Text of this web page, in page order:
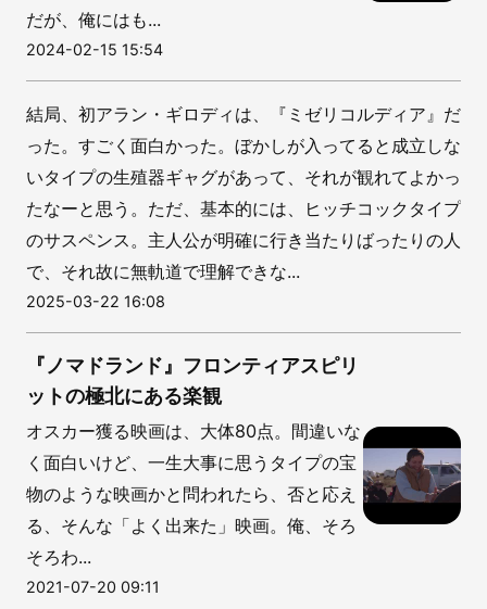
だが、俺にはも...
2024-02-15 15:54
結局、初アラン・ギロディは、『ミゼリコルディア』だ
った。すごく面白かった。ぼかしが入ってると成立しな
いタイプの生殖器ギャグがあって、それが観れてよかっ
たなーと思う。ただ、基本的には、ヒッチコックタイプ
のサスペンス。主人公が明確に行き当たりばったりの人
で、それ故に無軌道で理解できな...
2025-03-22 16:08
『ノマドランド』フロンティアスピリ
ットの極北にある楽観
オスカー獲る映画は、大体80点。間違いな
く面白いけど、一生大事に思うタイプの宝
物のような映画かと問われたら、否と応え
る、そんな「よく出来た」映画。俺、そろ
そろわ...
2021-07-20 09:11